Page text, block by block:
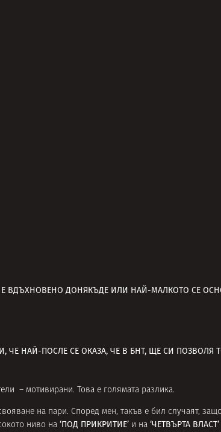
Е ВДЪХНОВЕНО ДОНЯКЪДЕ ИЛИ НАЙ-МАЛКОТО СЕ
НАЙ-ПОСЛЕ СЕ ОКАЗА, ЧЕ В БНТ, ЩЕ СИ ПОЗВОЛЯ
– мотивирани. Това е голямата разлика.
на пари. Според мен, такъв е бил случаят,
ниво на ‘ПОД ПРИКРИТИЕ’ и на ‘ЧЕТВЪРТА ВЛАСТ’